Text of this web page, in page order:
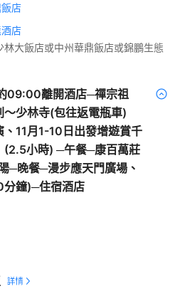
店
店
林大飯店或中州華鼎飯店或錦鵬生態
09:00離開酒店─禪宗祖
～少林寺(包往返電瓶車)
、11月1-10日出發增遊賞千
(2.5小時) ─午餐─康百萬莊
─晚餐─漫步應天門廣場、
分鐘)─住宿酒店